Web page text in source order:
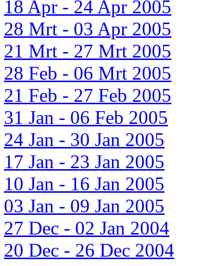
18 Apr - 24 Apr 2005
28 Mrt - 03 Apr 2005
21 Mrt - 27 Mrt 2005
28 Feb - 06 Mrt 2005
21 Feb - 27 Feb 2005
31 Jan - 06 Feb 2005
24 Jan - 30 Jan 2005
17 Jan - 23 Jan 2005
10 Jan - 16 Jan 2005
03 Jan - 09 Jan 2005
27 Dec - 02 Jan 2004
20 Dec - 26 Dec 2004